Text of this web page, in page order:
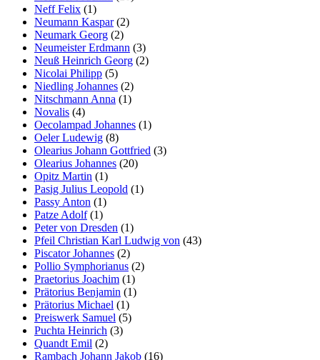
Neff Felix (1)
Neumann Kaspar(2)
Neumark Georg (2)
Neumeister Erdmann (3)
Neuß Heinrich Georg (2)
Nicolai Philipp (5)
Niedling Johannes (2)
Nitschmann Anna (1)
Novalis (4)
Oecolampad Johannes (1)
Oeler Ludewig (8)
Olearius Johann Gottfried (3)
Olearius Johannes (20)
Opitz Martin (1)
Pasig Julius Leopold (1)
Passy Anton (1)
Patze Adolf(1)
Peter von Dresden (1)
Pfeil Christian Karl Ludwig von (43)
Piscator Johannes (2)
Pollio Symphorianus (2)
Praetorius Joachim (1)
Prätorius Benjamin (1)
Prätorius Michael (1)
Preiswerk Samuel (5)
Puchta Heinrich (3)
Quandt Emil (2)
Rambach Johann Jakob (16)